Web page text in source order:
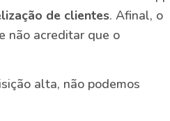
de clientes. Afinal, o
não acreditar que o
alta, não podemos